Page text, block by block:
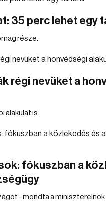
35 perc lehet egy
része.
régi nevüket a
alakulat is.
fókuszban a
- mondta a miniszterelnök.